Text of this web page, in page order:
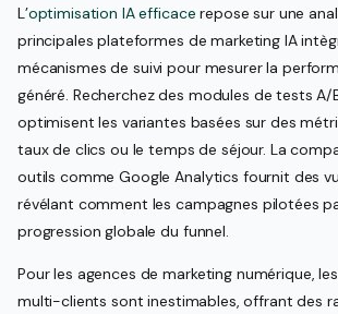
L’optimisation IA efficace repose sur une
principales plateformes de marketing IA
mécanismes de suivi pour mesurer la
généré. Recherchez des modules de tests A/
optimisent les variantes basées sur des
taux de clics ou le temps de séjour. La
outils comme Google Analytics fournit des
révélant comment les campagnes pilotées
progression globale du funnel.
Pour les agences de marketing numérique,
multi-clients sont inestimables, offrant des